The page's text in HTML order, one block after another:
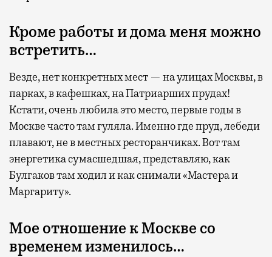
Кроме работы и дома меня можно
встретить…
Везде, нет конкретных мест — на улицах Москвы, в
парках, в кафешках, на Патриарших прудах!
Кстати, очень любила это место, первые годы в
Москве часто там гуляла. Именно где пруд, лебеди
плавают, не в местных ресторанчиках. Вот там
энергетика сумасшедшая, представляю, как
Булгаков там ходил и как снимали «Мастера и
Маргариту».
Мое отношение к Москве со
временем изменилось…